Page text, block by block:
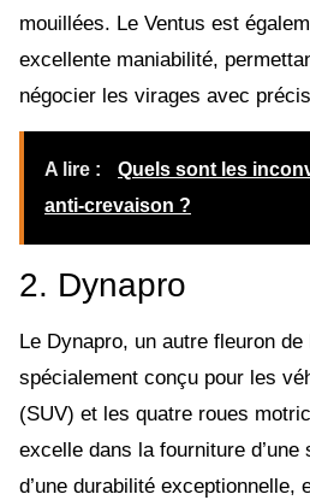
mouillées. Le Ventus est
excellente maniabilité,
négocier les virages avec
A lire :
Quels sont les
anti-crevaison ?
2. Dynapro
Le Dynapro, un autre fleuron
spécialement conçu pour les
(SUV) et les quatre roues
excelle dans la fourniture
d’une durabilité exceptionnelle,